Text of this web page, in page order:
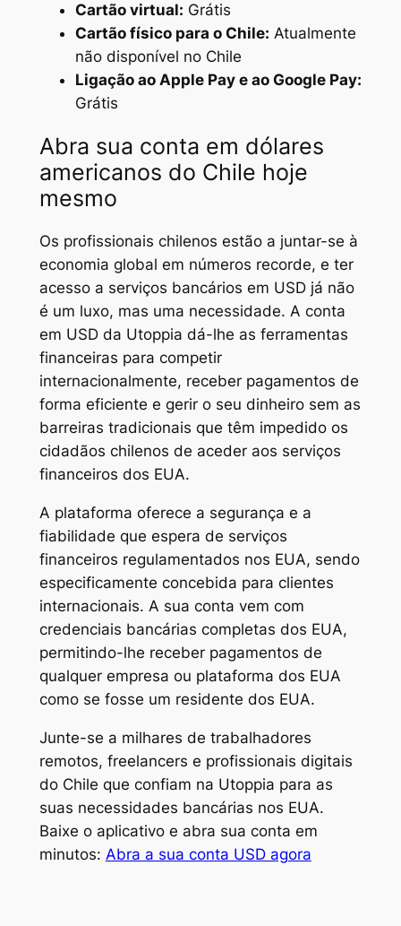
Cartão virtual: Grátis
Cartão físico para o Chile: Atualmente
não disponível no Chile
Ligação ao Apple Pay e ao Google Pay:
Grátis
Abra sua conta em dólares
americanos do Chile hoje
mesmo
Os profissionais chilenos estão a juntar-se à
economia global em números recorde, e ter
acesso a serviços bancários em USD já não
é um luxo, mas uma necessidade. A conta
em USD da Utoppia dá-lhe as ferramentas
financeiras para competir
internacionalmente, receber pagamentos de
forma eficiente e gerir o seu dinheiro sem as
barreiras tradicionais que têm impedido os
cidadãos chilenos de aceder aos serviços
financeiros dos EUA.
A plataforma oferece a segurança e a
fiabilidade que espera de serviços
financeiros regulamentados nos EUA, sendo
especificamente concebida para clientes
internacionais. A sua conta vem com
credenciais bancárias completas dos EUA,
permitindo-lhe receber pagamentos de
qualquer empresa ou plataforma dos EUA
como se fosse um residente dos EUA.
Junte-se a milhares de trabalhadores
remotos, freelancers e profissionais digitais
do Chile que confiam na Utoppia para as
suas necessidades bancárias nos EUA.
Baixe o aplicativo e abra sua conta em
minutos: Abra a sua conta USD agora